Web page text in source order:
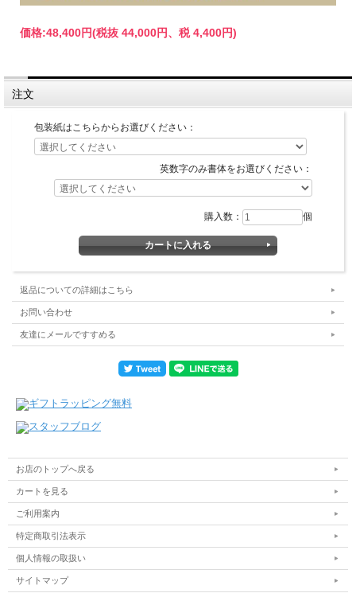
価格:48,400円(税抜 44,000円、税 4,400円)
注文
包装紙はこちらからお選びください：
英数字のみ書体をお選びください：
購入数： 個
返品についての詳細はこちら
お問い合わせ
友達にメールですすめる
お店のトップへ戻る
カートを見る
ご利用案内
特定商取引法表示
個人情報の取扱い
サイトマップ